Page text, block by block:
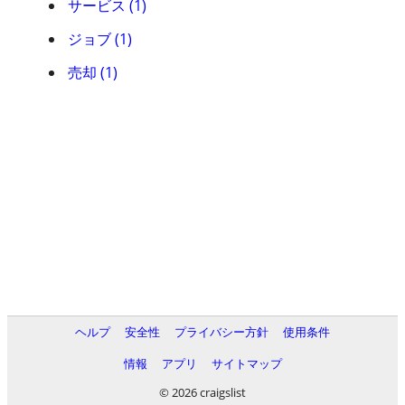
サービス (1)
ジョブ (1)
売却 (1)
ヘルプ 安全性 プライバシー方針
使用条件
情報
アプリ
サイトマップ
© 2026 craigslist